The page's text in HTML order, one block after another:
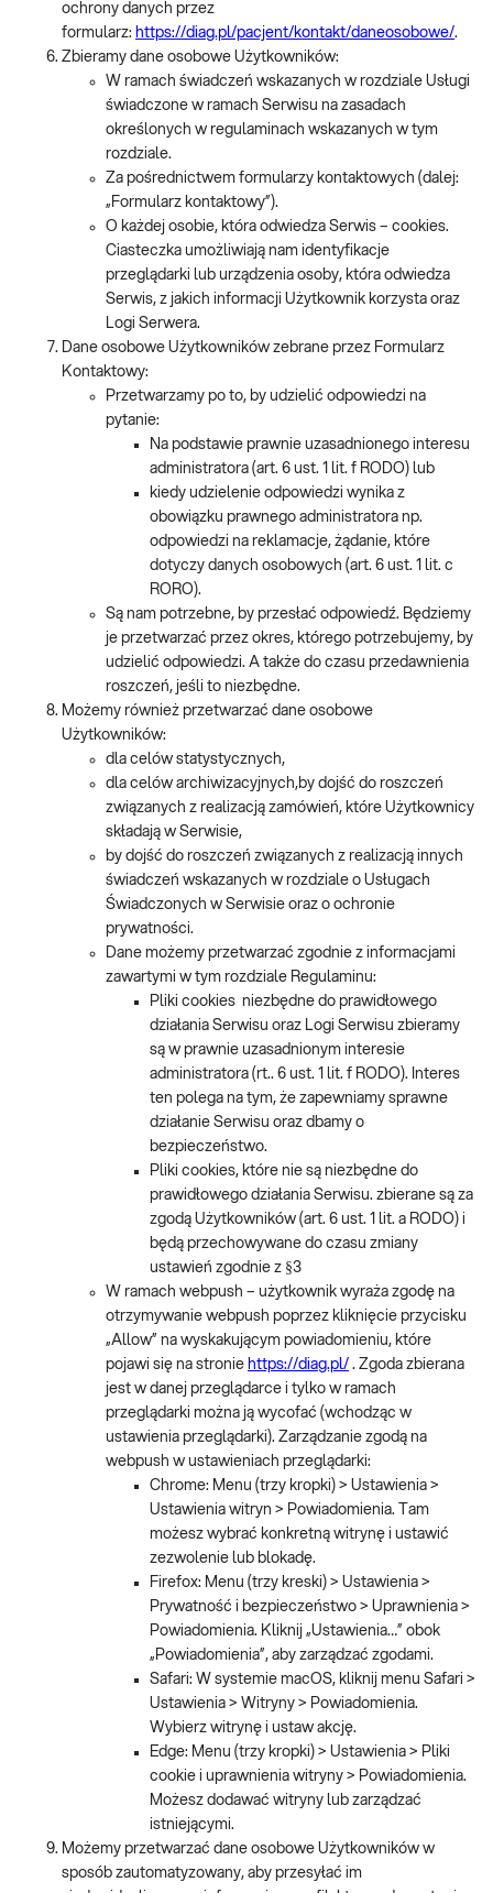
ochrony danych przez
formularz: https://diag.pl/pacjent/kontakt/daneosobowe/.
Zbieramy dane osobowe Użytkowników:
W ramach świadczeń wskazanych w rozdziale Usługi
świadczone w ramach Serwisu na zasadach
określonych w regulaminach wskazanych w tym
rozdziale.
Za pośrednictwem formularzy kontaktowych (dalej:
„Formularz kontaktowy”).
O każdej osobie, która odwiedza Serwis – cookies.
Ciasteczka umożliwiają nam identyfikacje
przeglądarki lub urządzenia osoby, która odwiedza
Serwis, z jakich informacji Użytkownik korzysta oraz
Logi Serwera.
Dane osobowe Użytkowników zebrane przez Formularz
Kontaktowy:
Przetwarzamy po to, by udzielić odpowiedzi na
pytanie:
Na podstawie prawnie uzasadnionego interesu
administratora (art. 6 ust. 1 lit. f RODO) lub
kiedy udzielenie odpowiedzi wynika z
obowiązku prawnego administratora np.
odpowiedzi na reklamacje, żądanie, które
dotyczy danych osobowych (art. 6 ust. 1 lit. c
RORO).
Są nam potrzebne, by przesłać odpowiedź. Będziemy
je przetwarzać przez okres, którego potrzebujemy, by
udzielić odpowiedzi. A także do czasu przedawnienia
roszczeń, jeśli to niezbędne.
Możemy również przetwarzać dane osobowe
Użytkowników:
dla celów statystycznych,
dla celów archiwizacyjnych,by dojść do roszczeń
związanych z realizacją zamówień, które Użytkownicy
składają w Serwisie,
by dojść do roszczeń związanych z realizacją innych
świadczeń wskazanych w rozdziale o Usługach
Świadczonych w Serwisie oraz o ochronie
prywatności.
Dane możemy przetwarzać zgodnie z informacjami
zawartymi w tym rozdziale Regulaminu:
Pliki cookies niezbędne do prawidłowego
działania Serwisu oraz Logi Serwisu zbieramy
są w prawnie uzasadnionym interesie
administratora (rt.. 6 ust. 1 lit. f RODO). Interes
ten polega na tym, że zapewniamy sprawne
działanie Serwisu oraz dbamy o
bezpieczeństwo.
Pliki cookies, które nie są niezbędne do
prawidłowego działania Serwisu. zbierane są za
zgodą Użytkowników (art. 6 ust. 1 lit. a RODO) i
będą przechowywane do czasu zmiany
ustawień zgodnie z §3
W ramach webpush – użytkownik wyraża zgodę na
otrzymywanie webpush poprzez kliknięcie przycisku
„Allow” na wyskakującym powiadomieniu, które
pojawi się na stronie https://diag.pl/ . Zgoda zbierana
jest w danej przeglądarce i tylko w ramach
przeglądarki można ją wycofać (wchodząc w
ustawienia przeglądarki). Zarządzanie zgodą na
webpush w ustawieniach przeglądarki:
Chrome: Menu (trzy kropki) > Ustawienia >
Ustawienia witryn > Powiadomienia. Tam
możesz wybrać konkretną witrynę i ustawić
zezwolenie lub blokadę.
Firefox: Menu (trzy kreski) > Ustawienia >
Prywatność i bezpieczeństwo > Uprawnienia >
Powiadomienia. Kliknij „Ustawienia…” obok
„Powiadomienia”, aby zarządzać zgodami.
Safari: W systemie macOS, kliknij menu Safari >
Ustawienia > Witryny > Powiadomienia.
Wybierz witrynę i ustaw akcję.
Edge: Menu (trzy kropki) > Ustawienia > Pliki
cookie i uprawnienia witryny > Powiadomienia.
Możesz dodawać witryny lub zarządzać
istniejącymi.
Możemy przetwarzać dane osobowe Użytkowników w
sposób zautomatyzowany, aby przesyłać im